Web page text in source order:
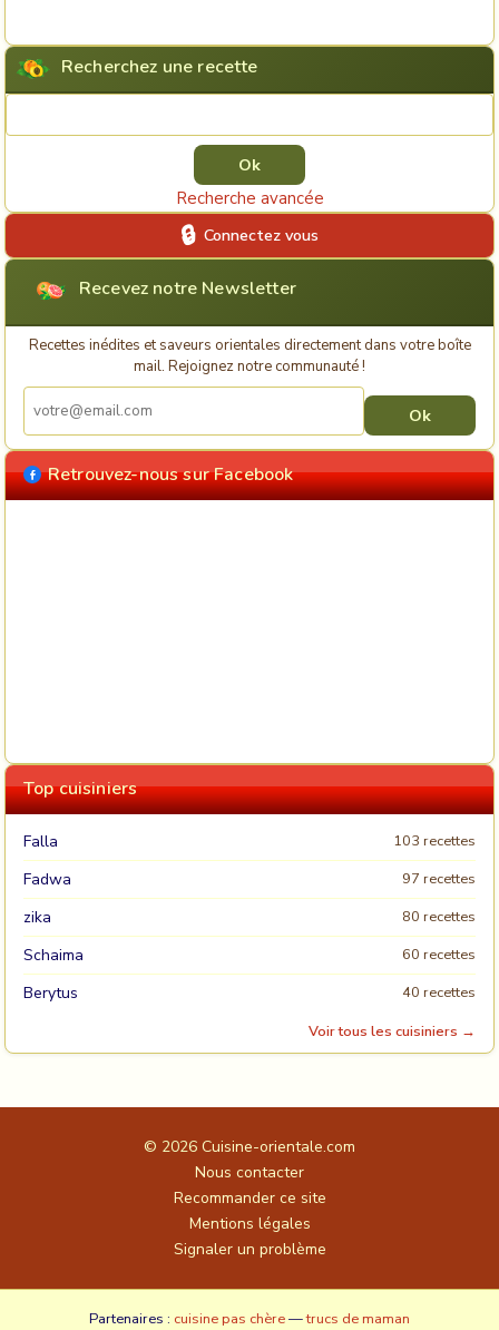
Recherchez une recette
Recherche avancée
Connectez vous
Recevez notre Newsletter
Recettes inédites et saveurs orientales directement dans votre boîte
mail. Rejoignez notre communauté !
Retrouvez-nous sur Facebook
Top cuisiniers
Falla 103 recettes
Fadwa 97 recettes
zika 80 recettes
Schaima 60 recettes
Berytus
40 recettes
Voir tous les cuisiniers →
© 2026 Cuisine-orientale.com
Nous contacter
Recommander ce site
Mentions légales
Signaler un problème
Partenaires : cuisine pas chère—trucs de maman